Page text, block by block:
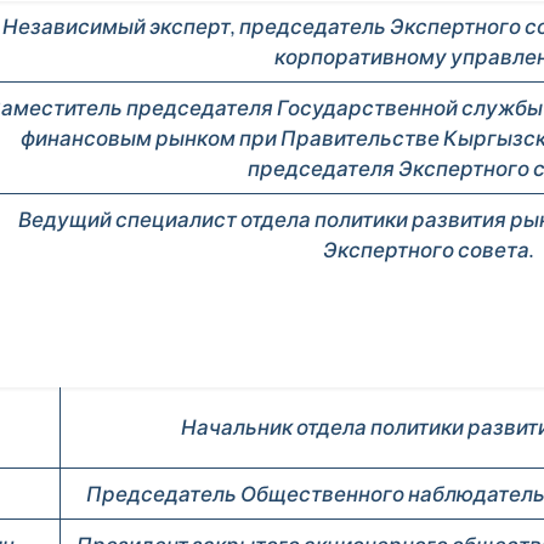
Независимый эксперт, председатель Экспертного
корпоративному
председателя Государственной
финансовым рынком при Правительстве
председателя Экспертного
Ведущий специалист отдела политики развития
Экспертного совета.
Начальник отдела политики
Председатель Общественного